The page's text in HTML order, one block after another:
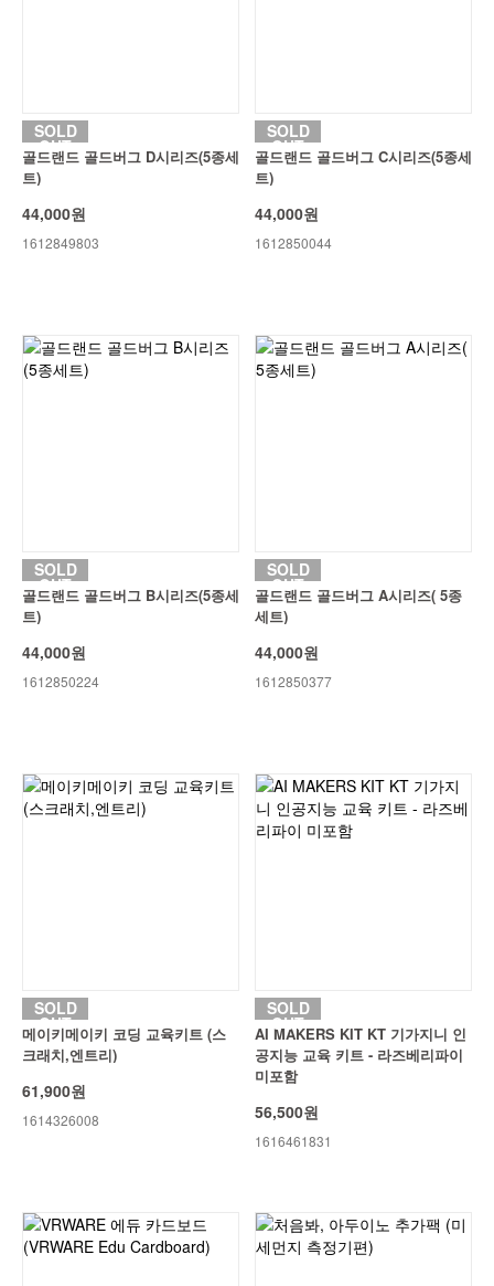
SOLD
OUT
골드랜드 골드버그 D시리즈(5종세
트)
44,000원
1612849803
SOLD
OUT
골드랜드 골드버그 C시리즈(5종세
트)
44,000원
1612850044
SOLD
OUT
골드랜드 골드버그 B시리즈(5종세
트)
44,000원
1612850224
SOLD
OUT
골드랜드 골드버그 A시리즈( 5종
세트)
44,000원
1612850377
SOLD
OUT
메이키메이키 코딩 교육키트 (스
크래치,엔트리)
61,900원
1614326008
SOLD
OUT
AI MAKERS KIT KT 기가지니 인
공지능 교육 키트 - 라즈베리파이
미포함
56,500원
1616461831